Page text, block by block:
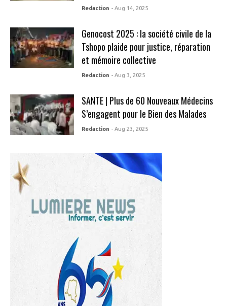
Redaction - Aug 14, 2025
Genocost 2025 : la société civile de la
Tshopo plaide pour justice, réparation
et mémoire collective
Redaction - Aug 3, 2025
SANTE | Plus de 60 Nouveaux Médecins
S’engagent pour le Bien des Malades
Redaction - Aug 23, 2025